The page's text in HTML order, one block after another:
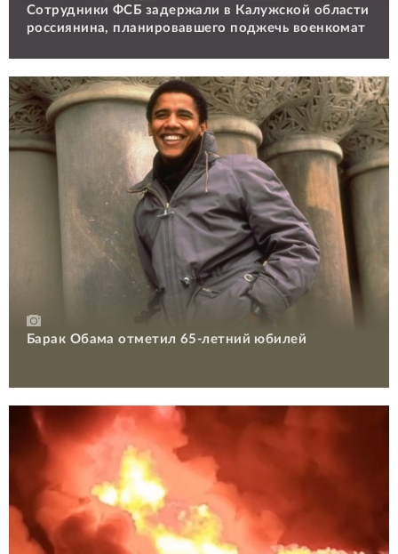
Сотрудники ФСБ задержали в Калужской области
россиянина, планировавшего поджечь военкомат
Барак Обама отметил 65-летний юбилей